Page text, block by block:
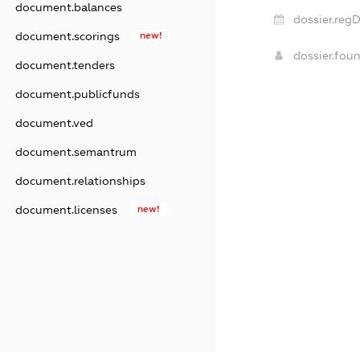
document.balances
document.scorings new!
document.tenders
document.publicfunds
document.ved
document.semantrum
document.relationships
document.licenses new!